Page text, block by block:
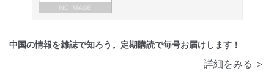
中国の情報を雑誌で知ろう。定期購読で毎号お届けします！
詳細をみる ＞